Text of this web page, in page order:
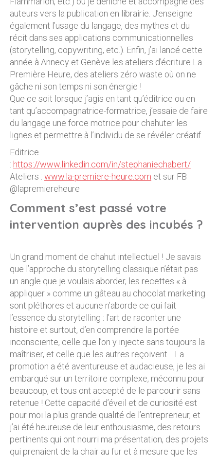
auteurs vers la publication en librairie. J’enseigne
également l’usage du langage, des mythes et du
récit dans ses applications communicationnelles
(storytelling, copywriting, etc.). Enfin, j’ai lancé cette
année à Annecy et Genève les ateliers d’écriture La
Première Heure, des ateliers zéro waste où on ne
gâche ni son temps ni son énergie !
Que ce soit lorsque j’agis en tant qu’éditrice ou en
tant qu’accompagnatrice-formatrice, j’essaie de faire
du langage une force motrice pour chahuter les
lignes et permettre à l’individu de se révéler créatif.
Editrice
: https://www.linkedin.com/in/stephaniechabert/
Ateliers : www.la-premiere-heure.com et sur FB
@lapremiereheure
Comment s’est passé votre
intervention auprès des incubés ?
Un grand moment de chahut intellectuel ! Je savais
que l’approche du storytelling classique n’était pas
un angle que je voulais aborder, les recettes « à
appliquer » comme un gâteau au chocolat marketing
sont pléthores et aucune n’aborde ce qui fait
l’essence du storytelling : l’art de raconter une
histoire et surtout, d’en comprendre la portée
inconsciente, celle que l’on y injecte sans toujours la
maîtriser, et celle que les autres reçoivent… La
promotion a été aventureuse et audacieuse, je les ai
embarqué sur un territoire complexe, méconnu pour
beaucoup, et tous ont accepté de le parcourir sans
retenue ! Cette capacité d’éveil et de curiosité est
pour moi la plus grande qualité de l’entrepreneur, et
j’ai été heureuse de leur enthousiasme, des retours
pertinents qui ont nourri ma présentation, des projets
qui prenaient de la chair au fur et à mesure que les